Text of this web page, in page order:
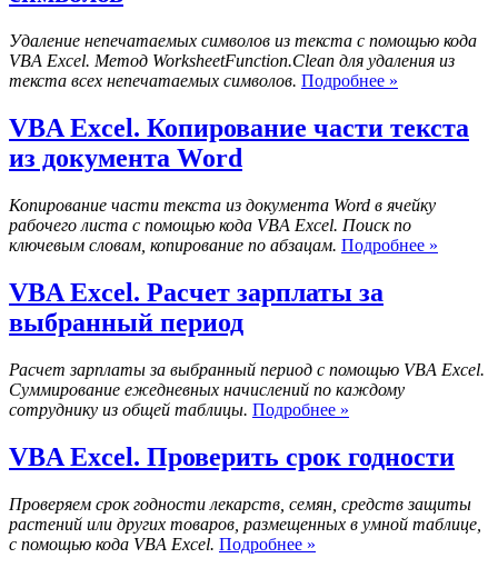
Удаление непечатаемых символов из текста с помощью кода
VBA Excel. Метод WorksheetFunction.Clean для удаления из
текста всех непечатаемых символов. Подробнее »
VBA Excel. Копирование части текста
из документа Word
Копирование части текста из документа Word в ячейку
рабочего листа с помощью кода VBA Excel. Поиск по
ключевым словам, копирование по абзацам. Подробнее »
VBA Excel. Расчет зарплаты за
выбранный период
Расчет зарплаты за выбранный период с помощью VBA Excel.
Суммирование ежедневных начислений по каждому
сотруднику из общей таблицы. Подробнее »
зарплаты
выбранный
период
VBA Excel. Проверить срок годности
Проверяем срок годности лекарств, семян, средств защиты
растений или других товаров, размещенных в умной таблице,
с помощью кода VBA Excel. Подробнее »